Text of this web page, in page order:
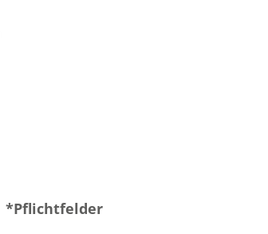
*Pflichtfelder